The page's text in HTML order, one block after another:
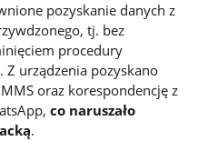
pozyskanie danych z
tj. bez
procedury
Z urządzenia pozyskano
oraz korespondencję z
co naruszało
.